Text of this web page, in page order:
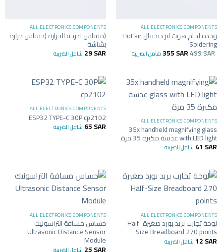
ALL ELECTRONICS COMPONENTS
وحدة لحام هوت اير ديجيتال Hot air
Soldering
499SAR
355SAR شامل الضريبة
ALL ELECTRONICS COMPONENTS
(مقياس لدرجة الحرارة (حساس حرارة
بشاشة
29SAR شامل الضريبة
ALL ELECTRONICS COMPONENTS
35x handheld magnifying glass
with LED light عدسة مكبرة 35 مرة
41 SAR شامل الضريبة
ALL ELECTRONICS COMPONENTS
ESP32 TYPE-C 30P cp2102
65SAR شامل الضريبة
ALL ELECTRONICS COMPONENTS
لوحة تجارب بريد بورد صغيرة Half-
Size Breadboard 270 points
12SAR شامل الضريبة
ALL ELECTRONICS COMPONENTS
حساس مسافة التراسونيك
Ultrasonic Distance Sensor
Module
25SAR شامل الضريبة